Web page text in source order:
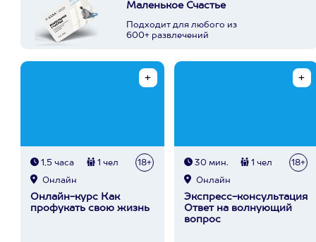
Маленькое Счастье
Подходит для любого из
600+ развлечений
1,5 часа 1 чел 18+
Онлайн
Онлайн-курс Как
профукать свою жизнь
30 мин. 1 чел 18+
Онлайн
Экспресс-консультация
Ответ на волнующий
вопрос